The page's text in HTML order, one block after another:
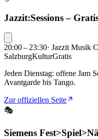
Jazzit:Sessions –
20:00 – 23:30· Jazzit Musik
SalzburgKulturGratis
Jeden Dienstag: offene Jam
Avantgarde bis Tango.
Zur offiziellen Seite
🎭
Siemens